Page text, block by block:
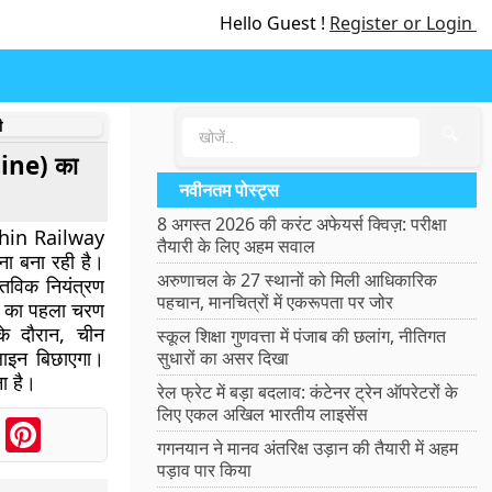
Hello Guest ! Register or Login
का
Railway
बना रही है।
नियंत्रण
पहला चरण
चीन
बिछाएगा।
है।
Pinterest
नवीनतम पोस्ट्स
8 अगस्त 2026 की करंट अफेयर्स क्विज़: परीक्षा
तैयारी के लिए अहम सवाल
अरुणाचल के 27 स्थानों को मिली आधिकारिक
पहचान, मानचित्रों में एकरूपता पर जोर
स्कूल शिक्षा गुणवत्ता में पंजाब की छलांग, नीतिगत
सुधारों का असर दिखा
रेल फ्रेट में बड़ा बदलाव: कंटेनर ट्रेन ऑपरेटरों के
लिए एकल अखिल भारतीय लाइसेंस
गगनयान ने मानव अंतरिक्ष उड़ान की तैयारी में अहम
पड़ाव पार किया